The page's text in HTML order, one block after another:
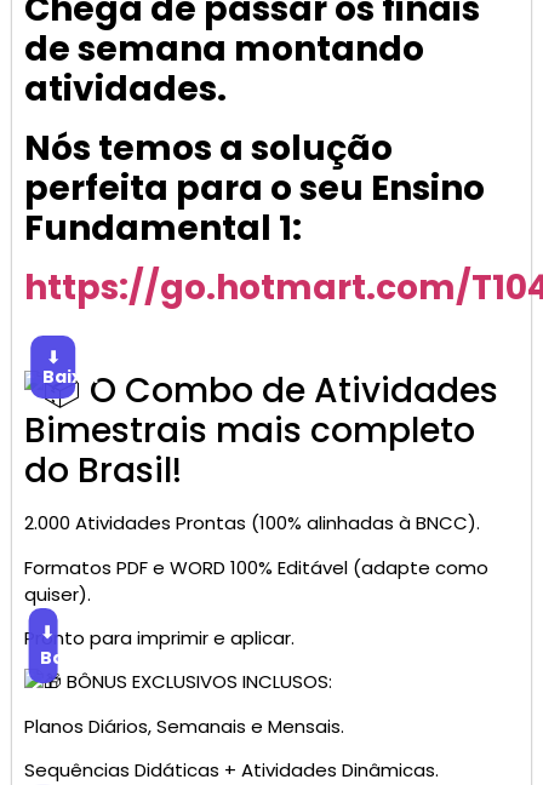
de semana montando
atividades.
Nós temos a solução
perfeita para o seu Ensino
Fundamental 1:
https://go.hotmart.com/
⬇
BaixarO Combo de Atividades
Bimestrais mais completo
do Brasil!
2.000 Atividades Prontas (100% alinhadas à BNCC).
Formatos PDF e WORD 100% Editável (adapte como
quiser).
Pronto para imprimir e aplicar.
⬇
Baixar
BÔNUS EXCLUSIVOS INCLUSOS:
Planos Diários, Semanais e Mensais.
Sequências Didáticas + Atividades Dinâmicas.